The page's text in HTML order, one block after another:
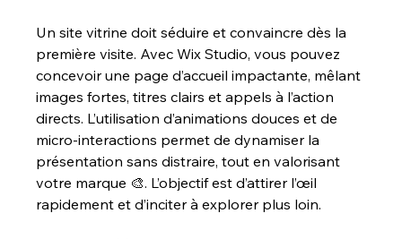
Un site vitrine doit séduire et convaincre dès la
première visite. Avec Wix Studio, vous pouvez
concevoir une page d’accueil impactante, mêlant
images fortes, titres clairs et appels à l’action
directs. L’utilisation d’animations douces et de
micro-interactions permet de dynamiser la
présentation sans distraire, tout en valorisant
votre marque 🎨. L’objectif est d’attirer l’œil
rapidement et d’inciter à explorer plus loin.